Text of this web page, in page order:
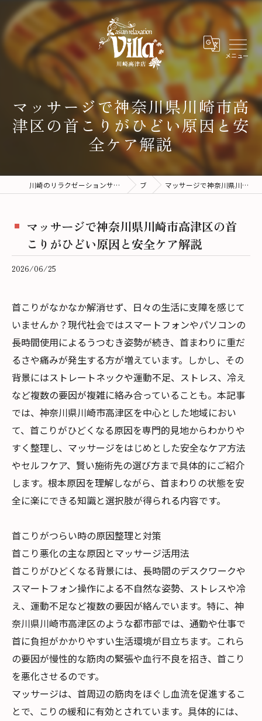
マッサージで神奈川県川崎市高
津区の首こりがひどい原因と安
全ケア解説
川崎のリラクゼーションサロンならアジアンリラクゼーションヴィラ川崎高津店 ブログ マッサージで神奈川県川崎市高津区の首こりがひどい原因と安全ケア解説
マッサージで神奈川県川崎市高津区の首
こりがひどい原因と安全ケア解説
2026/06/25
首こりがなかなか解消せず、日々の生活に支障を感じて
いませんか？現代社会ではスマートフォンやパソコンの
長時間使用によるうつむき姿勢が続き、首まわりに重だ
るさや痛みが発生する方が増えています。しかし、その
背景にはストレートネックや運動不足、ストレス、冷え
など複数の要因が複雑に絡み合っていることも。本記事
では、神奈川県川崎市高津区を中心とした地域におい
て、首こりがひどくなる原因を専門的見地からわかりや
すく整理し、マッサージをはじめとした安全なケア方法
やセルフケア、賢い施術先の選び方まで具体的にご紹介
します。根本原因を理解しながら、首まわりの状態を安
全に楽にできる知識と選択肢が得られる内容です。
首こりがつらい時の原因整理と対策
首こり悪化の主な原因とマッサージ活用法
首こりがひどくなる背景には、長時間のデスクワークや
スマートフォン操作による不自然な姿勢、ストレスや冷
え、運動不足など複数の要因が絡んでいます。特に、神
奈川県川崎市高津区のような都市部では、通勤や仕事で
首に負担がかかりやすい生活環境が目立ちます。これら
の要因が慢性的な筋肉の緊張や血行不良を招き、首こり
を悪化させるのです。
マッサージは、首周辺の筋肉をほぐし血流を促進するこ
とで、こりの緩和に有効とされています。具体的には、